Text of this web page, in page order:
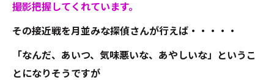
撮影把握してくれています。
その接近戦を月並みな探偵さんが行えば・・・・・
「なんだ、あいつ、気味悪いな、あやしいな」というこ
とになりそうですが